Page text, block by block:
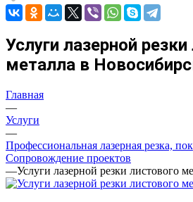
Услуги лазерной
металла в
Главная
—
Услуги
—
Профессиональная лазерная резка,
Сопровождение проектов
—Услуги лазерной резки листового